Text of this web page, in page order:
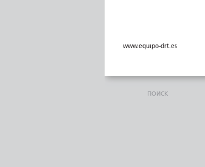
www.equipo-drt.es
ПОИСК